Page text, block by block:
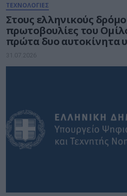
ΤΕΧΝΟΛΟΓΙΕΣ
Στους ελληνικούς
πρωτοβουλίες του
πρώτα δυο αυτοκίνητα
ταξινομούνται στη χώρα
31.07.2026